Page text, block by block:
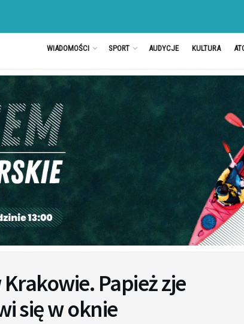
WIADOMOŚCI SPORT AUDYCJE KULTURA
Papież zje
się w oknie